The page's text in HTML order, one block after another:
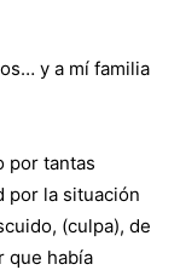
y a mí familia
por tantas
por la situación
(culpa), de
que había